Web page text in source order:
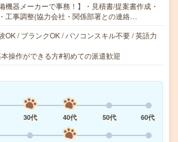
機器メーカーで事務！】・見積書/提案書作成・
工事調整(協力会社・関係部署との連絡…
OK / ブランクOK / パソコンスキル不要 / 英語力
操作ができる方#初めての派遣歓迎
30代 40代 50代
60代